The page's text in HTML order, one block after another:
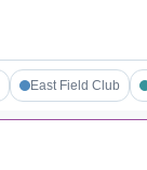
East Field Club